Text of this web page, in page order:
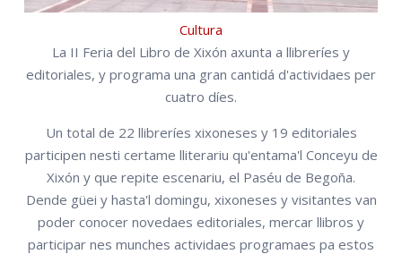
Cultura
La II Feria del Libro de Xixón axunta a llibreríes y
editoriales, y programa una gran cantidá d'actividaes per
cuatro díes.
Un total de 22 llibreríes xixoneses y 19 editoriales
participen nesti certame lliterariu qu'entama'l Conceyu de
Xixón y que repite escenariu, el Paséu de Begoña.
Dende güei y hasta'l domingu, xixoneses y visitantes van
poder conocer novedaes editoriales, mercar llibros y
participar nes munches actividaes programaes pa estos